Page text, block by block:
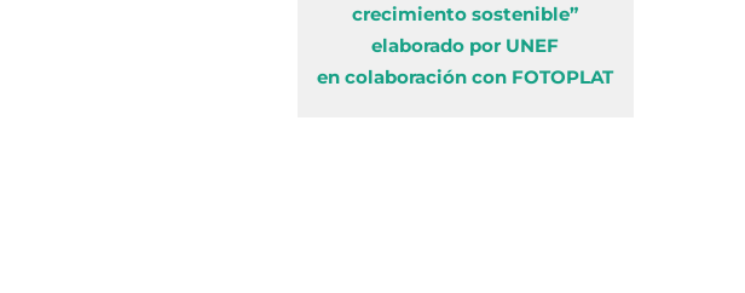
crecimiento sostenible”
elaborado por UNEF
en colaboración con FOTOPLAT